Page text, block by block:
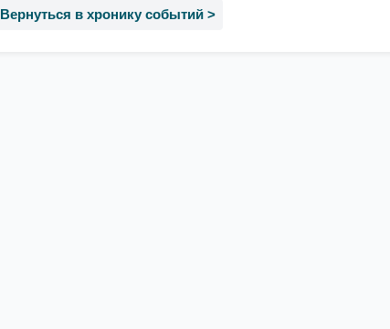
Вернуться в хронику событий >